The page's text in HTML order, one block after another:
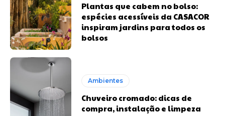
Plantas que cabem no bolso:
espécies acessíveis da CASACOR
inspiram jardins para todos os
bolsos
Ambientes
Chuveiro cromado: dicas de
compra, instalação e limpeza